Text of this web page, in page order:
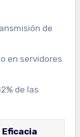
de
en servidores
de las
Eficacia